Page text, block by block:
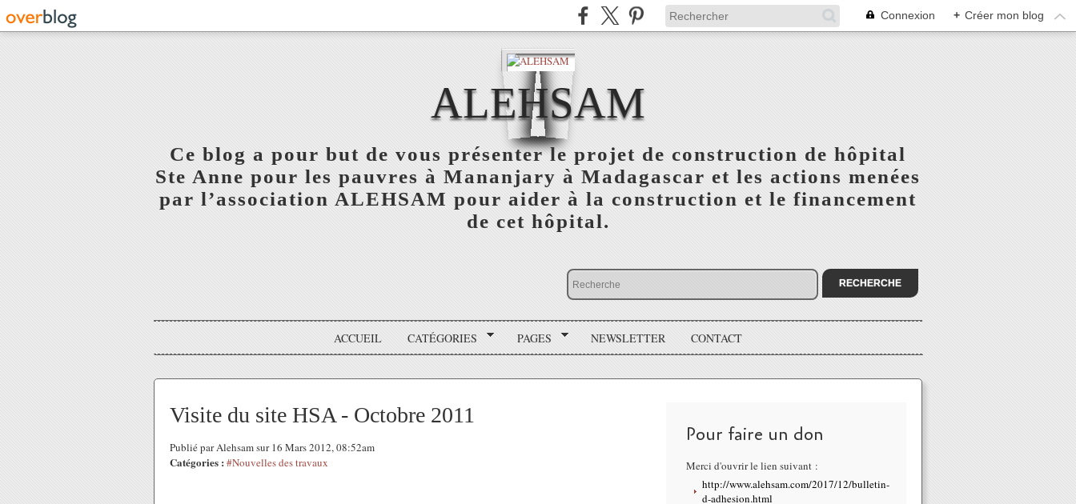
Connexion + Créer mon blog
ALEHSAM
Ce blog a pour but de vous présenter le projet de construction de hôpital
Ste Anne pour les pauvres à Mananjary à Madagascar et les actions menées
par l’association ALEHSAM pour aider à la construction et le financement
de cet hôpital.
ACCUEIL CATÉGORIES PAGES NEWSLETTER CONTACT
Visite du site HSA - Octobre 2011
Publié par Alehsam sur 16 Mars 2012, 08:52am
Catégories : #Nouvelles des travaux
Pour faire un don
Merci d'ouvrir le lien suivant :
http://www.alehsam.com/2017/12/bulletin-
d-adhesion.html